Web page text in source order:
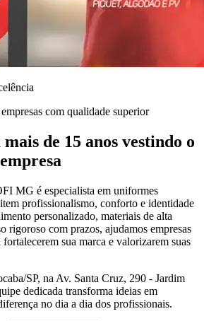
com qualidade superior
de 15 anos vestindo o
MG é especialista em uniformes
profissionalismo, conforto e identidade
personalizado, materiais de alta
rigoroso com prazos, ajudamos empresas
sua marca e valorizarem suas
SP, na Av. Santa Cruz, 290 - Jardim
dedicada transforma ideias em
no dia a dia dos profissionais.